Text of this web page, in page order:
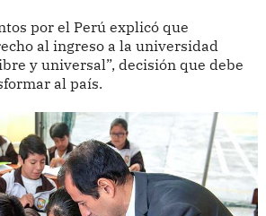
por el Perú explicó que
al ingreso a la universidad
y universal”, decisión que debe
al país.